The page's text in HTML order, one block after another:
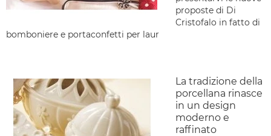
proposte di Di
Cristofalo in fatto di
bomboniere e portaconfetti per laur
La tradizione della
porcellana rinasce
in un design
moderno e
raffinato